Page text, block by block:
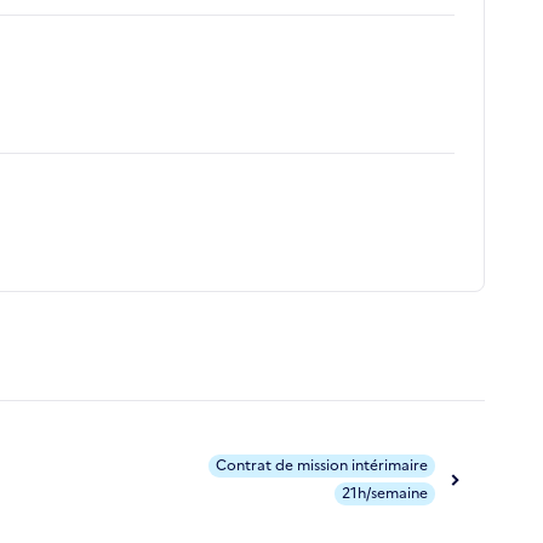
Contrat de mission intérimaire
21h/semaine